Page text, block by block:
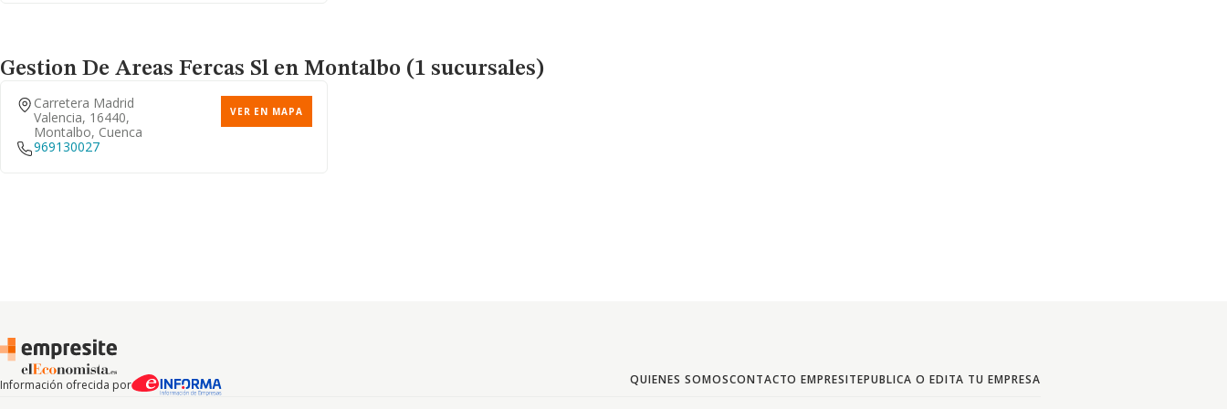
Gestion De Areas Fercas Sl en Montalbo (1 sucursales)
Carretera Madrid
Valencia, 16440,
Montalbo, Cuenca
VER EN MAPA
969130027
Información ofrecida por QUIENES SOMOSCONTACTO EMPRESITEPUBLICA O EDITA TU EMPRESA